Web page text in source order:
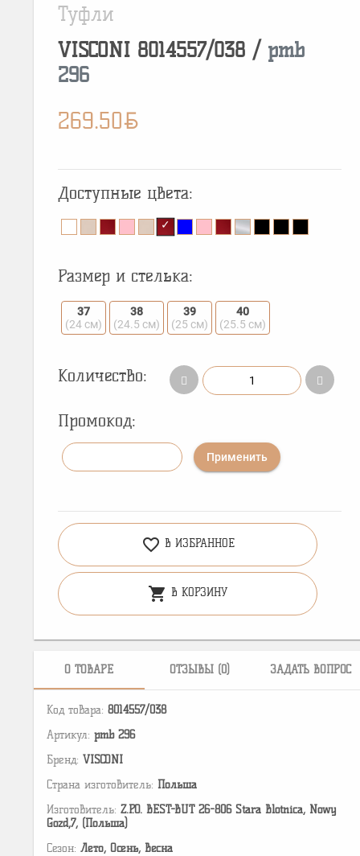
Туфли
VISCONI 8014557/038 / pmb
296
269.50BYN
Доступные цвета:
Размер и стелька:
37
(24 см)
38
(24.5 см)
39
(25 см)
40
(25.5 см)
Количество:
Промокод:
Применить
favorite_border В ИЗБРАННОЕ
shopping_cart В КОРЗИНУ
О ТОВАРЕ ОТЗЫВЫ (0) ЗАДАТЬ ВОПРОС
Код товара: 8014557/038
Артикул: pmb 296
Бренд: VISCONI
Страна изготовитель: Польша
Изготовитель: Z.P.O. BEST-BUT 26-806 Stara Blotnica, Nowy
Gozd,7, (Польша)
Сезон: Лето, Осень, Весна